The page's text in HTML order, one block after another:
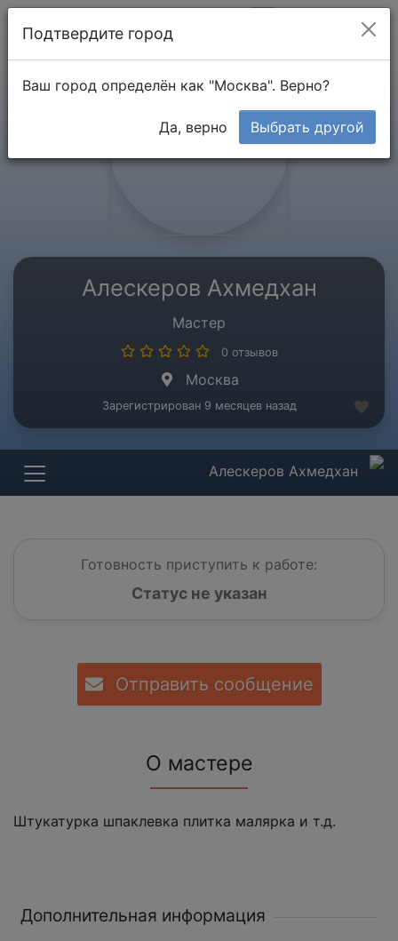
Алескеров Ахмедхан
Мастер
0 отзывов
Москва
Зарегистрирован 9 месяцев назад
Алескеров Ахмедхан
Готовность приступить к работе:
Статус не указан
Отправить сообщение
О мастере
Штукатурка шпаклевка плитка малярка и т.д.
Дополнительная информация
Подтвердите город
Ваш город определён как "Москва". Верно?
Да, верно Выбрать другой